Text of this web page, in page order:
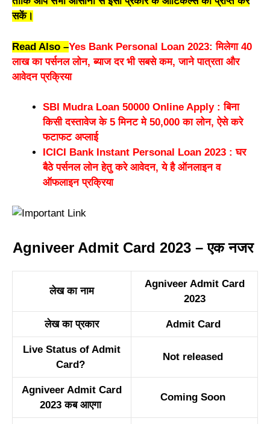
सकें।
Read Also –Yes Bank Personal Loan 2023: मिलेगा 40
लाख का पर्सनल लोन, ब्याज दर भी सबसे कम, जाने पात्रता और
आवेदन प्रक्रिया
SBI Mudra Loan 50000 Online Apply : बिना
किसी दस्तावेज के 5 मिनट मे 50,000 का लोन, ऐसे करे
फटाफट अप्लाई
ICICI Bank Instant Personal Loan 2023 : घर
बैठे पर्सनल लोन हेतु करे आवेदन, ये है ऑनलाइन व
ऑफलाइन प्रक्रिया
Agniveer Admit Card 2023 – एक नजर
लेख का नाम
Agniveer Admit Card
2023
लेखका प्रकार AdmitCard
Live Status of Admit
Card?
Not released
Agniveer Admit Card
2023 कब आएगा
Coming Soon